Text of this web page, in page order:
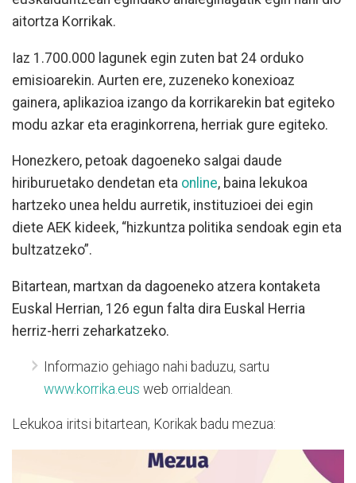
aitortza Korrikak.
Iaz 1.700.000 lagunek egin zuten bat 24 orduko
emisioarekin. Aurten ere, zuzeneko konexioaz
gainera, aplikazioa izango da korrikarekin bat egiteko
modu azkar eta eraginkorrena, herriak gure egiteko.
Honezkero, petoak dagoeneko salgai daude
hiriburuetako dendetan eta online, baina lekukoa
hartzeko unea heldu aurretik, instituzioei dei egin
diete AEK kideek, “hizkuntza politika sendoak egin eta
bultzatzeko”.
Bitartean, martxan da dagoeneko atzera kontaketa
Euskal Herrian, 126 egun falta dira Euskal Herria
herriz-herri zeharkatzeko.
Informazio gehiago nahi baduzu, sartu
www.korrika.eus web orrialdean.
Lekukoa iritsi bitartean, Korikak badu mezua: